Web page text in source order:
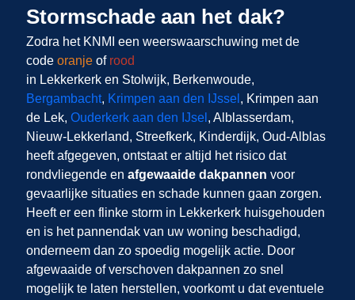
Stormschade aan het dak?
Zodra het KNMI een weerswaarschuwing met de
code oranje of rood
in Lekkerkerk en Stolwijk, Berkenwoude,
Bergambacht, Krimpen aan den IJssel , Krimpen aan
de Lek, Ouderkerk aan den IJsel , Alblasserdam,
Nieuw-Lekkerland, Streefkerk, Kinderdijk, Oud-Alblas
heeft afgegeven, ontstaat er altijd het risico dat
rondvliegende en afgewaaide dakpannen voor
gevaarlijke situaties en schade kunnen gaan zorgen.
Heeft er een flinke storm in Lekkerkerk huisgehouden
en is het pannendak van uw woning beschadigd,
onderneem dan zo spoedig mogelijk actie. Door
afgewaaide of verschoven dakpannen zo snel
mogelijk te laten herstellen, voorkomt u dat eventuele